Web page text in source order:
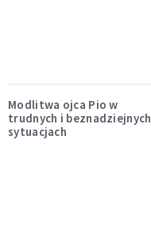
Modlitwa ojca Pio w
trudnych i beznadziejnych
sytuacjach